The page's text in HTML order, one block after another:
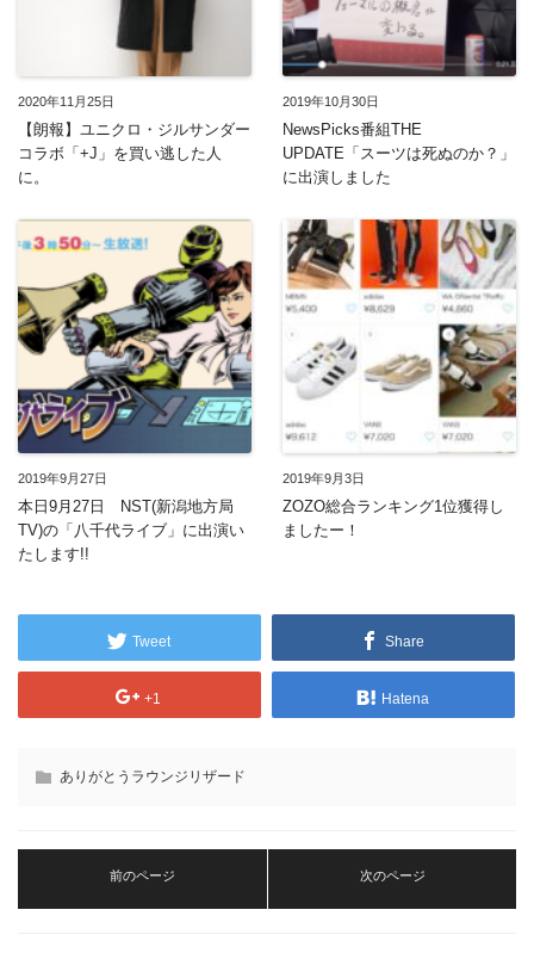
2020年11月25日
【朗報】ユニクロ・ジルサンダー
コラボ「+J」を買い逃した人
に。
2019年10月30日
NewsPicks番組THE
UPDATE「スーツは死ぬのか？」
に出演しました
2019年9月27日
本日9月27日 NST(新潟地方局
TV)の「八千代ライブ」に出演い
たします!!
2019年9月3日
ZOZO総合ランキング1位獲得し
ましたー！
Tweet Share
+1 Hatena
ありがとうラウンジリザード
前のページ 次のページ